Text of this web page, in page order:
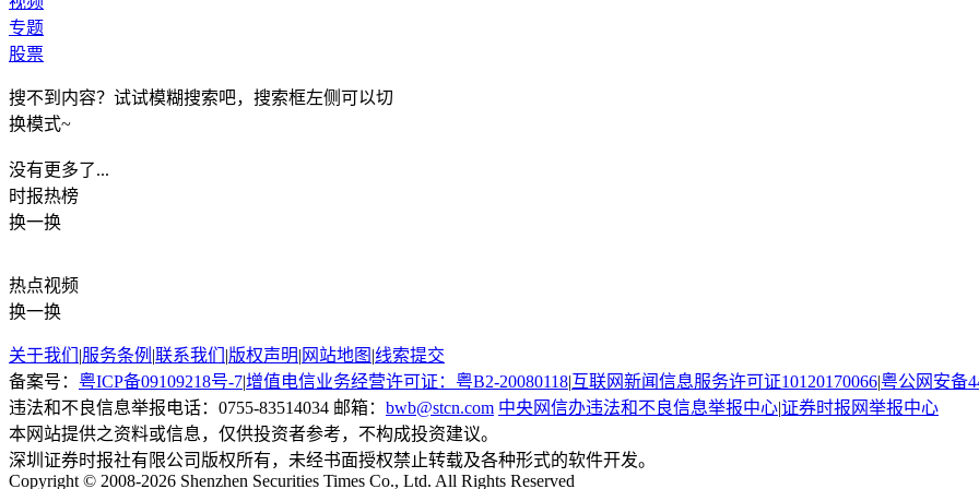
专题
股票
搜不到内容？试试模糊搜索吧，搜索框左侧可以切
换模式~
没有更多了...
时报热榜
换一换
热点视频
换一换
关于我们 |服务条例 |联系我们 |版权声明| 网站地图 |线索提交
备案号： 粤ICP备09109218号-7|增值电信业务经营许可证：粤B2-20080118|互联网新闻信息服务许可证10120170066|粤公网安备
违法和不良信息举报电话：0755-83514034 邮箱： bwb@stcn.com 中央网信办违法和不良信息举报中心|证券时报网举报中心
本网站提供之资料或信息，仅供投资者参考，不构成投资建议。
深圳证券时报社有限公司版权所有，未经书面授权禁止转载及各种形式的软件开发。
Copyright © 2008-2026 Shenzhen Securities Times Co., Ltd. All Rights Reserved